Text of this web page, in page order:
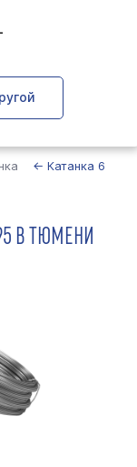
← Катанка 6
В ТЮМЕНИ